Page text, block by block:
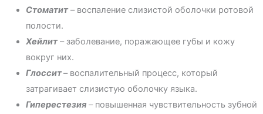
Стоматит– воспаление слизистой оболочки ротовой
полости.
Хейлит– заболевание, поражающее губы и кожу
вокруг них.
Глоссит– воспалительный процесс, который
затрагивает слизистую оболочку языка.
Гиперестезия– повышенная чувствительность зубной